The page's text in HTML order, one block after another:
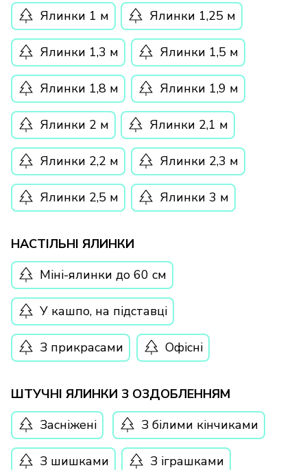
Ялинки 3 м
Ялинки 2,5 м
Ялинки 2,3 м
Ялинки 2,2 м
Ялинки 2,1 м
Ялинки 2 м
Ялинки 1,9 м
Офісні
З іграшками
Ялинки 1,8 м
З прикрасами
З шишками
Ялинки 1,5 м
Ялинки 1,3 м
У кашпо, на підставці
З білими кінчиками
Ялинки 1,25 м
Ялинки 1 м
Міні-ялинки до 60 см
Засніжені
НАСТІЛЬНІ ЯЛИНКИ
ШТУЧНІ ЯЛИНКИ З ОЗДОБЛЕННЯМ